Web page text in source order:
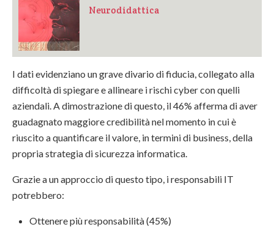
Neurodidattica
I dati evidenziano un grave divario di fiducia, collegato alla
difficoltà di spiegare e allineare i rischi cyber con quelli
aziendali. A dimostrazione di questo, il 46% afferma di aver
guadagnato maggiore credibilità nel momento in cui è
riuscito a quantificare il valore, in termini di business, della
propria strategia di sicurezza informatica.
Grazie a un approccio di questo tipo, i responsabili IT
potrebbero:
Ottenere più responsabilità (45%)